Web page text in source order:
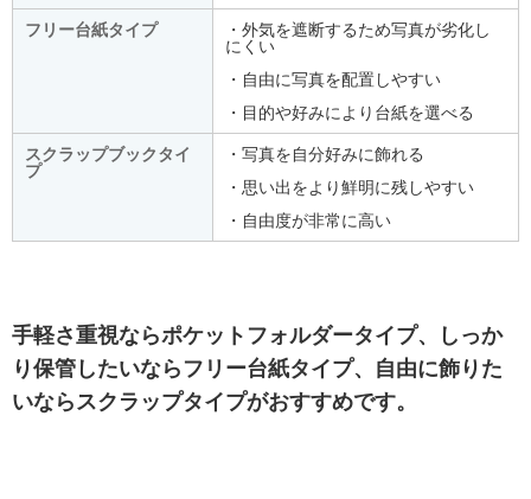
フリー台紙タイプ
・外気を遮断するため写真が劣化し
にくい
・自由に写真を配置しやすい
・目的や好みにより台紙を選べる
スクラップブックタイ
プ
・写真を自分好みに飾れる
・思い出をより鮮明に残しやすい
・自由度が非常に高い
手軽さ重視ならポケットフォルダータイプ、しっか
り保管したいならフリー台紙タイプ、自由に飾りた
いならスクラップタイプがおすすめです。